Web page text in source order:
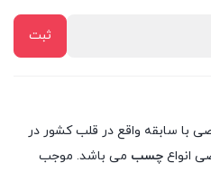
با سابقه واقع در قلب کشور در
انواع چسب می باشد. موجب